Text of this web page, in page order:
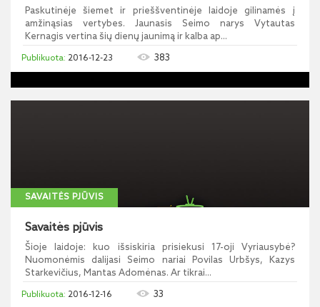
Paskutinėje šiemet ir prieššventinėje laidoje gilinamės į
amžinąsias vertybes. Jaunasis Seimo narys Vytautas
Kernagis vertina šių dienų jaunimą ir kalba ap...
2016-12-23 383
SAVAITĖS PJŪVIS
Savaitės pjūvis
Šioje laidoje: kuo išsiskiria prisiekusi 17-oji Vyriausybė?
Nuomonėmis dalijasi Seimo nariai Povilas Urbšys, Kazys
Starkevičius, Mantas Adomėnas. Ar tikrai...
2016-12-16 33